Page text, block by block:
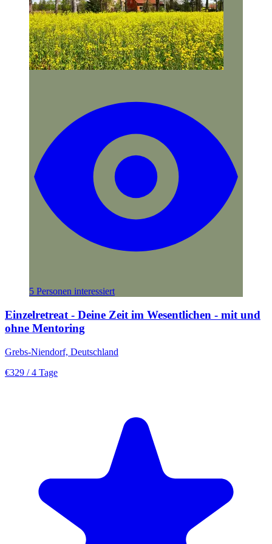
5 Personen interessiert
Einzelretreat - Deine Zeit im Wesentlichen - mit und
ohne Mentoring
Grebs-Niendorf, Deutschland
€329 / 4 Tage